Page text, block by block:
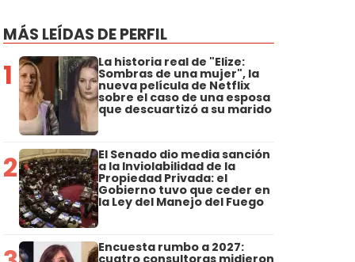
MÁS LEÍDAS DE PERFIL
1 La historia real de "Elize:
Sombras de una mujer", la
nueva película de Netflix
sobre el caso de una esposa
que descuartizó a su marido
2 El Senado dio media sanción
a la Inviolabilidad de la
Propiedad Privada: el
Gobierno tuvo que ceder en
la Ley del Manejo del Fuego
Encuesta rumbo a 2027: